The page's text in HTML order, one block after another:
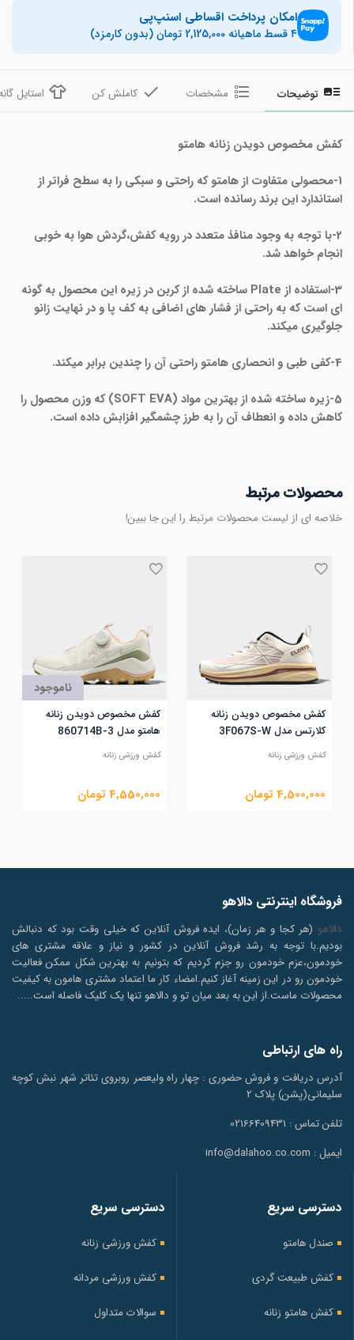
امکان پرداخت اقساطی اسنپ‌پی
۴ قسط ماهیانه 2,125,000 تومان (بدون کارمزد)
توضیحات مشخصات کاملش کن استایل
کفش مخصوص دویدن زنانه هامتو
1-محصولی متفاوت از هامتو که راحتی و سبکی را به سطح فراتر از
استاندارد این برند رسانده است.
2-با توجه به وجود منافذ متعدد در رویه کفش،گردش هوا به خوبی
انجام خواهد شد.
3-استفاده از Plate ساخته شده از کربن در زیره این محصول به گونه
ای است که به راحتی از فشار های اضافی به کف پا و در نهایت زانو
جلوگیری میکند.
4-کفی طبی و انحصاری هامتو راحتی آن را چندین برابر میکند.
5-زیره ساخته شده از بهترین مواد (SOFT EVA) که وزن محصول را
کاهش داده و انعطاف آن را به طرز چشمگیر افزابش داده است.
محصولات مرتبط
خلاصه ای از لیست محصولات مرتبط را این جا ببین!
کفش مخصوص دویدن زنانه
کلارتس مدل 3F067S-W
کفش ورزشی زنانه
4,500,000 تومان
ناموجود
کفش مخصوص دویدن زنانه
هامتو مدل 860714B-3
کفش ورزشی زنانه
4,550,000 تومان
فروشگاه اینترنتی دالاهو
دالاهو (هر کجا و هر زمان)، ایده فروش آنلاین که خیلی وقت بود که دنبالش
بودیم.با توجه به رشد فروش آنلاین در کشور و نیاز و علاقه مشتری های
خودمون،عزم خودمون رو جزم کردیم که بتونیم به بهترین شکل ممکن فعالیت
خودمون رو در این زمینه آغاز کنیم.امضاء کار ما اعتماد مشتری هامون به کیفیت
محصولات ماست.از این به بعد میان تو و دالاهو تنها یک کلیک فاصله است.....
راه های ارتباطی
آدرس دریافت و فروش حضوری : چهار راه ولیعصر روبروی تئاتر شهر نبش کوچه
سلیمانی(پشن) پلاک 2
تلفن تماس : 02166409431
ایمیل : info@dalahoo.co.com
دسترسی سریع
صندل هامتو
کفش طبیعت گردی
کفش هامتو زنانه
دسترسی سریع
کفش ورزشی زنانه
کفش ورزشی مردانه
سوالات متداول